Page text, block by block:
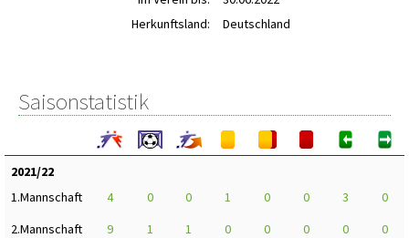
Herkunftsland:
Deutschland
Saisonstatistik
2021/22
1.Mannschaft
4 0 0 1 0 0 3
0
2.Mannschaft
9 1 1 0 0 0 0
0